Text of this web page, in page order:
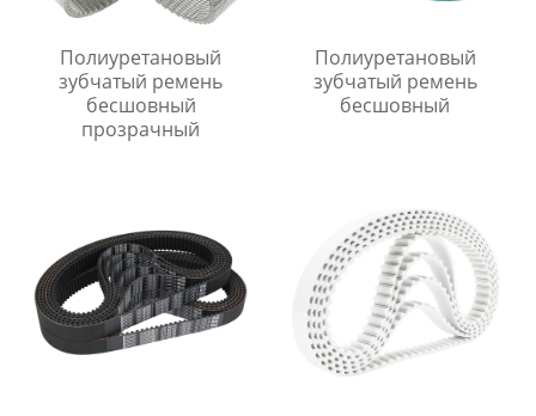
Полиуретановый
зубчатый ремень
бесшовный
прозрачный
Полиуретановый
зубчатый ремень
бесшовный